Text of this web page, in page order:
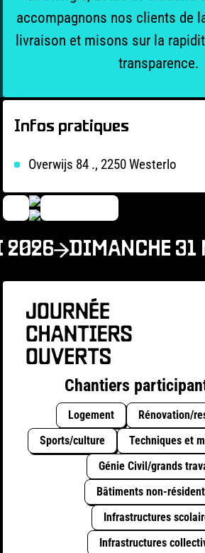
accompagnons nos clients de
livraison et misons sur la
transparence.
Infos pratiques
Overwijs 84 ., 2250 Westerlo
2026 DIMANCHE 31
Chantiers
Logement
Rénovation/
Sports/culture
Techniques et
Génie Civil/grands
Bâtiments non-
Infrastructures
Infrastructures